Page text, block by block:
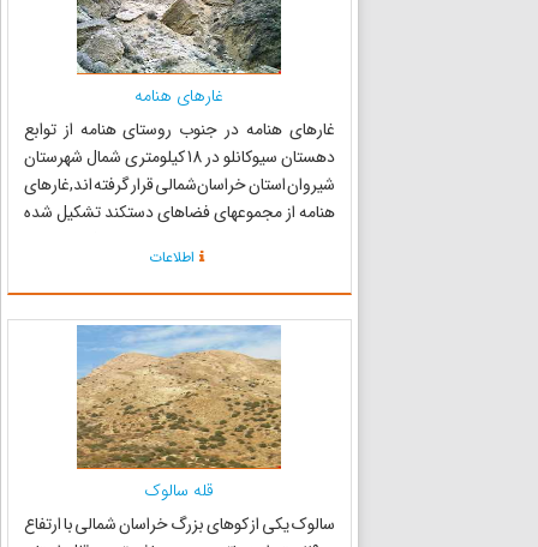
غارهای هنامه
غارهای هنامه در جنوب روستای هنامه از توابع
دهستان سیوکانلو در 18 کیلومتری شمال شهرستان
شیروان استان خراسان‌شمالی قرار گرفته اند,غارهای
هنامه از مجموعه­ای فضاهای دستکند تشکیل شده
دل کوه کنده شده است. طبق مطالعات تطبیقی و
مطالعۀ سفالینه­‌ه...
اطلاعات
قله سالوک
سالوک یکی از کوهای بزرگ خراسان شمالی با ارتفاع